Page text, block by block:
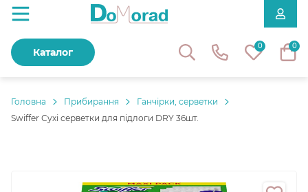
0 0
Каталог
Головнa Прибирання
Ганчірки, серветки
Swiffer Сухі серветки для підлоги DRY 36шт.